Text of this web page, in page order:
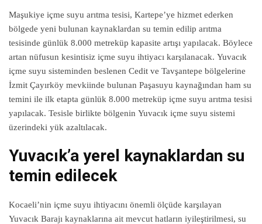
Maşukiye içme suyu arıtma tesisi, Kartepe’ye hizmet ederken
bölgede yeni bulunan kaynaklardan su temin edilip arıtma
tesisinde günlük 8.000 metreküp kapasite artışı yapılacak. Böylece
artan nüfusun kesintisiz içme suyu ihtiyacı karşılanacak. Yuvacık
içme suyu sisteminden beslenen Cedit ve Tavşantepe bölgelerine
İzmit Çayırköy mevkiinde bulunan Paşasuyu kaynağından ham su
temini ile ilk etapta günlük 8.000 metreküp içme suyu arıtma tesisi
yapılacak. Tesisle birlikte bölgenin Yuvacık içme suyu sistemi
üzerindeki yük azaltılacak.
Yuvacık’a yerel kaynaklardan su
temin edilecek
Kocaeli’nin içme suyu ihtiyacını önemli ölçüde karşılayan
Yuvacık Barajı kaynaklarına ait mevcut hatların iyileştirilmesi, su